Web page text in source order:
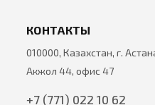
КОНТАКТЫ
010000, Казахстан, г.
Акжол 44, офис 47
+7 (771) 022 10 62